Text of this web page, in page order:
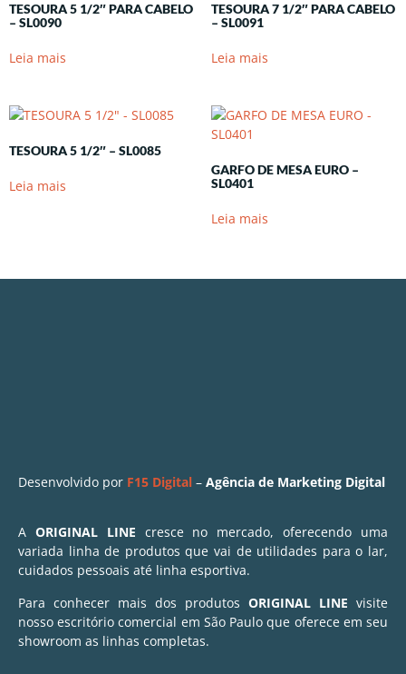
TESOURA 5 1/2″ PARA CABELO
– SL0090
Leia mais
TESOURA 7 1/2″ PARA CABELO
– SL0091
Leia mais
TESOURA 5 1/2″ – SL0085
Leia mais
GARFO DE MESA EURO –
SL0401
Leia mais
Desenvolvido por F15 Digital – Agência de Marketing Digital
A ORIGINAL LINE cresce no mercado, oferecendo uma
variada linha de produtos que vai de utilidades para o lar,
cuidados pessoais até linha esportiva.
Para conhecer mais dos produtos ORIGINAL LINE visite
nosso escritório comercial em São Paulo que oferece em seu
showroom as linhas completas.